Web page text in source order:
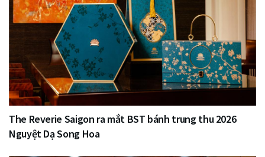
The Reverie Saigon ra mắt BST bánh trung thu 2026
Nguyệt Dạ Song Hoa